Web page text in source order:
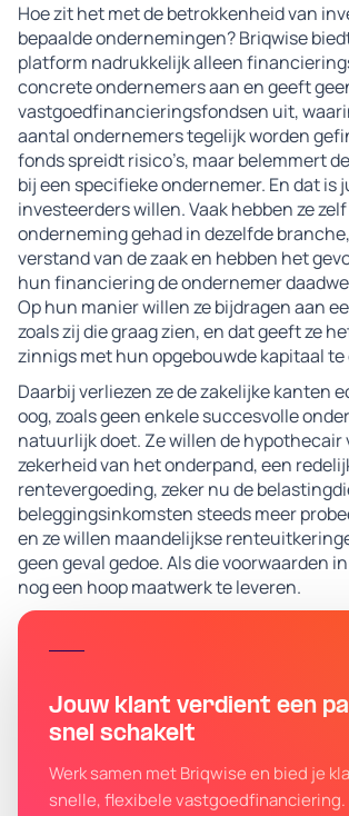
Hoe zit het met de betrokkenheid van
bepaalde ondernemingen? Briqwise
platform nadrukkelijk alleen
concrete ondernemers aan en geeft
vastgoedfinancieringsfondsen uit,
aantal ondernemers tegelijk worden
fonds spreidt risico’s, maar belemmert
bij een specifieke ondernemer. En dat is
investeerders willen. Vaak hebben ze
onderneming gehad in dezelfde
verstand van de zaak en hebben het
hun financiering de ondernemer
Op hun manier willen ze bijdragen aan
zoals zij die graag zien, en dat geeft ze
zinnigs met hun opgebouwde kapitaal te
Daarbij verliezen ze de zakelijke kanten
oog, zoals geen enkele succesvolle
natuurlijk doet. Ze willen de hypothecair
zekerheid van het onderpand, een
rentevergoeding, zeker nu de
beleggingsinkomsten steeds meer
en ze willen maandelijkse
geen geval gedoe. Als die voorwaarden
nog een hoop maatwerk te leveren.
Jouw klant verdient een
snel schakelt
Werk samen met Briqwise en bied je
snelle, flexibele vastgoedfinanciering.